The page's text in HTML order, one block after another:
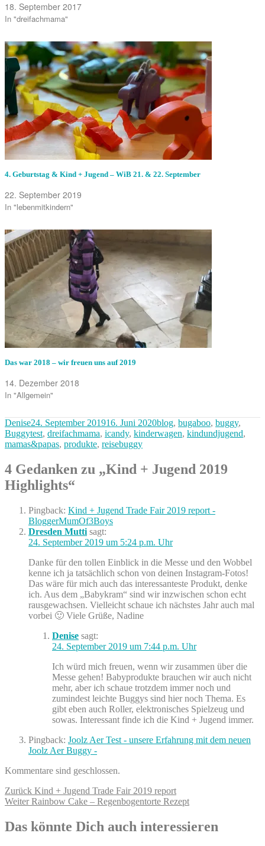
18. September 2017
In "dreifachmama"
4. Geburtstag & Kind + Jugend – WiB 21. & 22. September
22. September 2019
In "lebenmitkindern"
Das war 2018 – wir freuen uns auf 2019
14. Dezember 2018
In "Allgemein"
Autor
DeniseVeröffentlicht
am
24. September 201916. Juni 2020Kategorien
blog, bugaboo, buggy,
Buggytest, dreifachmama, icandy, kinderwagen, kindundjugend,
mamas&papas, produkte, reisebuggy
4 Gedanken zu „Kind + Jugend 2019
Highlights“
Pingback: Kind + Jugend Trade Fair 2019 report -
BloggerMumOf3Boys
Dresden Mutti sagt:
24. September 2019 um 5:24 p.m. Uhr
Danke für den tollen Einblick in die Messe und den Wobbel
kenne ich ja tatsächlich schon von deinen Instagram-Fotos!
Das wäre für mich auch das interessanteste Produkt, denke
ich. Aus dem „Babykram“ sind wir inzwischen schon echt
rausgewachsen. Vielleicht schaue ich nächstes Jahr auch mal
vorbei 🙂 Viele Grüße, Nadine
Denise sagt:
24. September 2019 um 7:44 p.m. Uhr
Ich würd mich freuen, wenn wir zusammen über die
Messe gehen! Babyprodukte brauchen wir auch nicht
mehr, aber ich schaue trotzdem immer noch und
zumindest leichte Buggys sind hier noch Thema. Es
gibt eben auch Roller, elektronisches Spielzeug und
sowas. Interessant finde ich die Kind + Jugend immer.
Pingback: Joolz Aer Test - unsere Erfahrung mit dem neuen
Joolz Aer Buggy -
Kommentare sind geschlossen.
Beitragsnavigation
Zurück Vorheriger
Beitrag:
Kind + Jugend Trade Fair 2019 report
Weiter Nächster
Rainbow Cake – Regenbogentorte Rezept
Das könnte Dich auch interessieren